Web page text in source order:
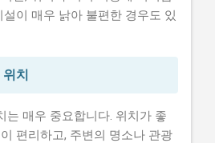
이 매우 낡아 불편한 경우도 있
치
는 매우 중요합니다. 위치가 좋
편리하고, 주변의 명소나 관광